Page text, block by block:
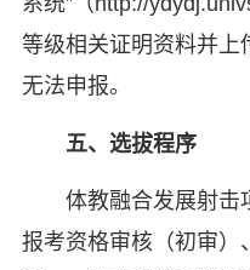
等级相关证明资料并上
无法申报。
五、选拔程序
体教融合发展射击
报考资格审核（初审）